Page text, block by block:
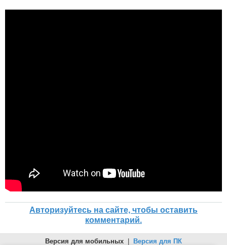
Авторизуйтесь на сайте, чтобы оставить
комментарий.
Версия для мобильных Версия для ПК